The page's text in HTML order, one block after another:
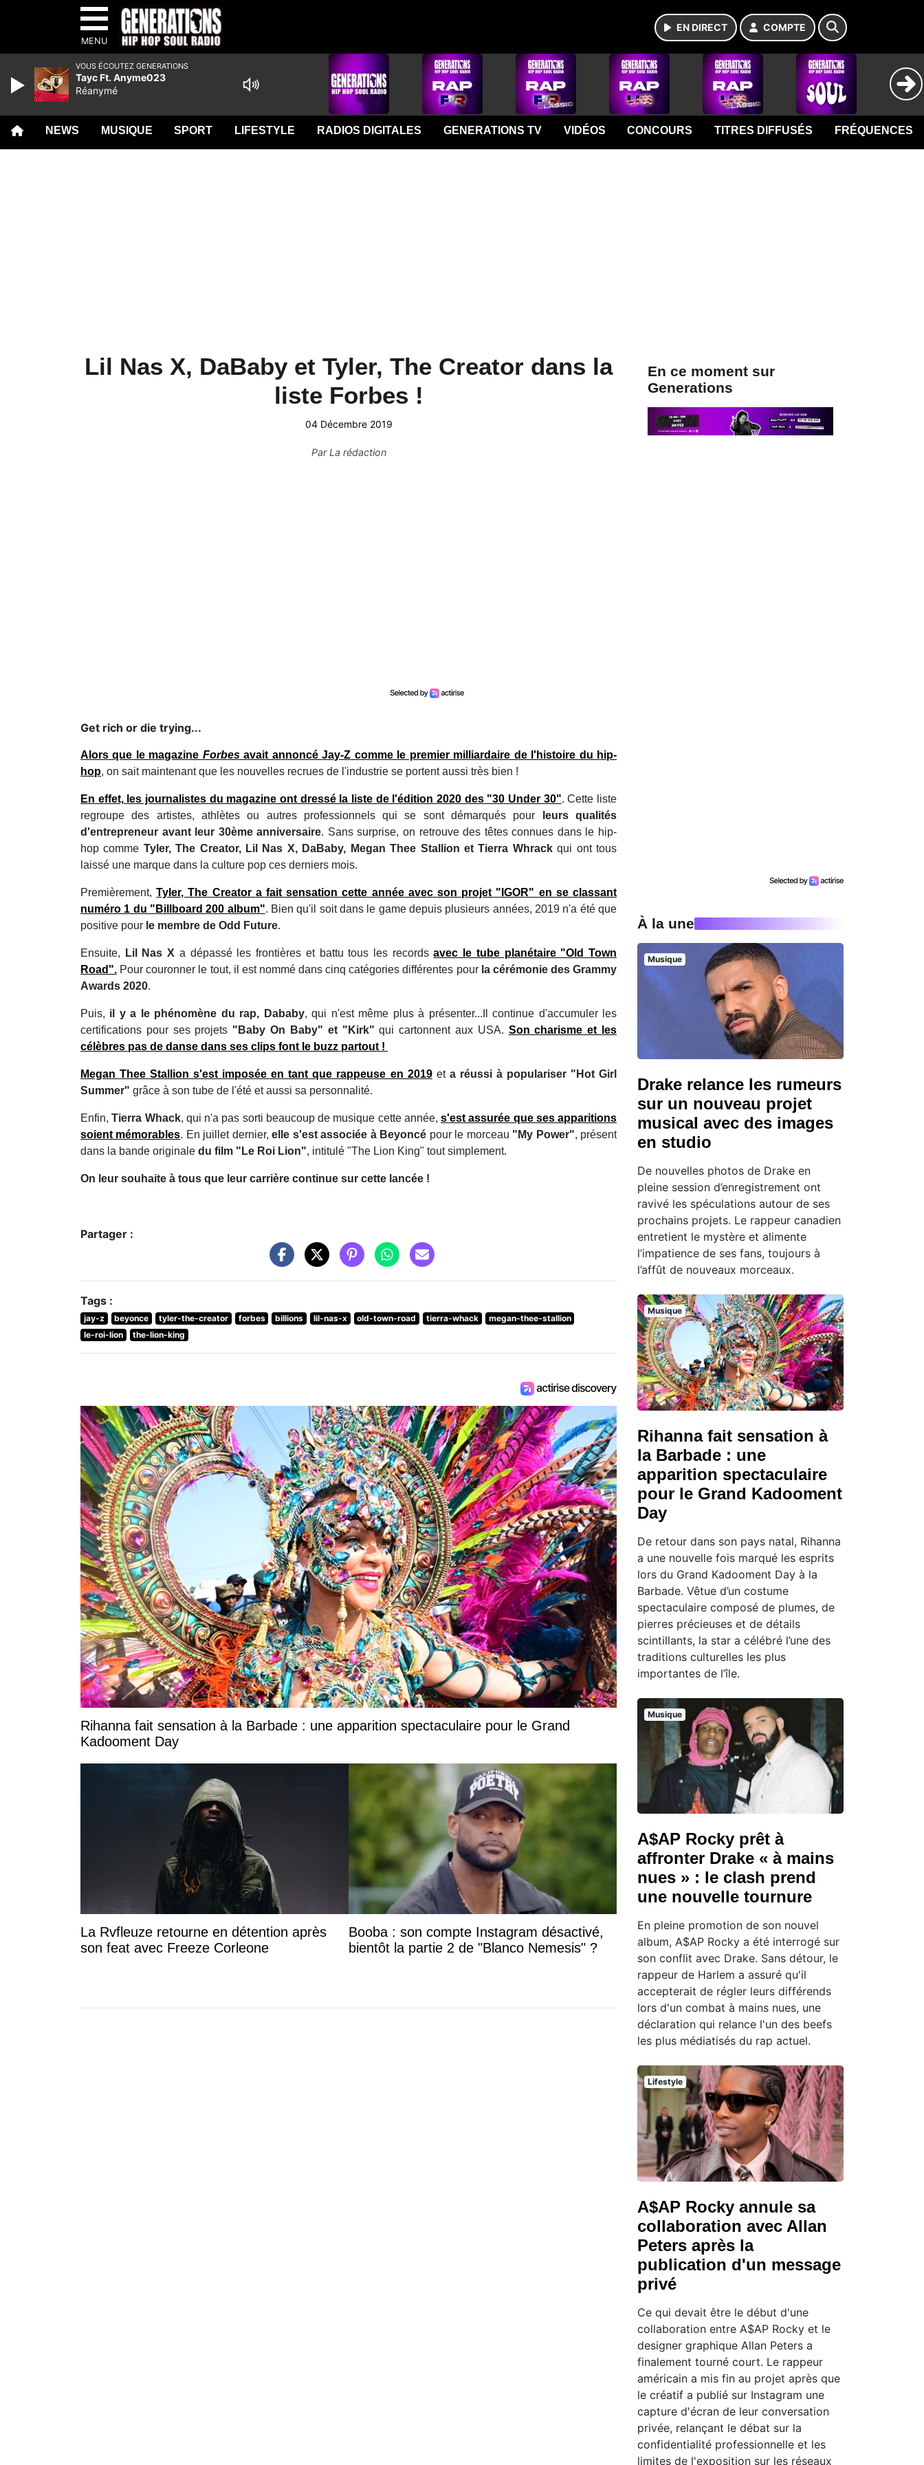
MENU
EN DIRECT COMPTE
NEWS MUSIQUE SPORT LIFESTYLE RADIOS DIGITALES GENERATIONS TV VIDÉOS CONCOURS TITRES DIFFUSÉS FRÉQUENCES
Lil Nas X, DaBaby et Tyler, The Creator dans la
liste Forbes !
04 Décembre 2019
ParLa rédaction
Get rich or die trying...
Alors que le magazine Forbesavait annoncéJay-Z comme le premier milliardaire de l'histoire du hip-
hop, on sait maintenant que les nouvelles recrues de l'industrie se portent aussi très bien !
En effet, les journalistes du magazine ont dressé la liste de l'édition 2020 des "30 Under 30". Cette liste
regroupe des artistes, athlètes ou autres professionnels qui se sont démarqués pour
leurs qualités
d'entrepreneur avant leur 30ème anniversaire. Sans surprise, on retrouve des têtes connues dans le hip-
hop comme Tyler, The Creator, Lil Nas X, DaBaby, Megan Thee Stallion et Tierra Whrackqui ont tous
laissé une marque dans la culture pop ces derniers mois.
Premièrement,Tyler, The Creator a fait sensation cette année avecson projet "IGOR" en se classant
numéro 1 du "Billboard 200 album". Bien qu'il soit dans le game depuis plusieurs années, 2019 n'a été que
positive pour le membre de Odd Future.
Ensuite, Lil Nas X a dépassé les frontières et battu tous les recordsavec le tube planétaire "Old Town
Road". Pour couronner le tout, il est nommé dans cinq catégories différentes pour la cérémonie des Grammy
Awards 2020.
Puis, il y a le phénomène du rap, Dababy, qui n'est même plus à présenter...Il continue d'accumuler les
certifications pour ses projets "Baby On Baby" et "Kirk" qui cartonnent aux USA. Son charisme et les
célèbres pas de danse dans ses clips font le buzz partout !
Megan Thee Stallion s'est imposée en tant que rappeuse en 2019et a réussi à populariser "Hot Girl
Summer" grâce à son tube de l'été et aussi sa personnalité.
Enfin,Tierra Whack, qui n'a pas sorti beaucoup de musique cette année, s'est assurée que ses apparitions
soient mémorables. En juillet dernier,elle s'est associée à Beyoncé pour le morceau "My Power", présent
dans la bande originale du film "Le Roi Lion", intitulé "The Lion King" tout simplement.
On leur souhaite à tous que leur carrière continue sur cette lancée !
Partager :
Tags :
jay-z beyonce tyler-the-creator forbes billions lil-nas-x old-town-road tierra-whack
megan-thee-stallion
le-roi-lion
the-lion-king
Rihanna fait sensation à la Barbade : une apparition spectaculaire pour le Grand
Kadooment Day
La Rvfleuze retourne en détention après
son feat avec Freeze Corleone
Booba : son compte Instagram désactivé,
bientôt la partie 2 de "Blanco Nemesis" ?
En ce moment sur
Generations
À la une
Musique
Drake relance les rumeurs
sur un nouveau projet
musical avec des images
en studio
De nouvelles photos de Drake en
pleine session d’enregistrement ont
ravivé les spéculations autour de ses
prochains projets. Le rappeur canadien
entretient le mystère et alimente
l’impatience de ses fans, toujours à
l’affût de nouveaux morceaux.
Musique
Rihanna fait sensation à
la Barbade : une
apparition spectaculaire
pour le Grand Kadooment
Day
De retour dans son pays natal, Rihanna
a une nouvelle fois marqué les esprits
lors du Grand Kadooment Day à la
Barbade. Vêtue d’un costume
spectaculaire composé de plumes, de
pierres précieuses et de détails
scintillants, la star a célébré l’une des
traditions culturelles les plus
importantes de l’île.
Musique
A$AP Rocky prêt à
affronter Drake « à mains
nues » : le clash prend
une nouvelle tournure
En pleine promotion de son nouvel
album, A$AP Rocky a été interrogé sur
son conflit avec Drake. Sans détour, le
rappeur de Harlem a assuré qu'il
accepterait de régler leurs différends
lors d'un combat à mains nues, une
déclaration qui relance l'un des beefs
les plus médiatisés du rap actuel.
Lifestyle
A$AP Rocky annule sa
collaboration avec Allan
Peters après la
publication d'un message
privé
Ce qui devait être le début d'une
collaboration entre A$AP Rocky et le
designer graphique Allan Peters a
finalement tourné court. Le rappeur
américain a mis fin au projet après que
le créatif a publié sur Instagram une
capture d'écran de leur conversation
privée, relançant le débat sur la
confidentialité professionnelle et les
limites de l'exposition sur les réseaux
VOUS ÉCOUTEZ GENERATIONS
Tayc Ft. Anyme023
Réanymé